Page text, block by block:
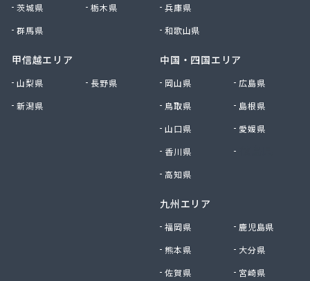
NXエネルギー九州株式会社 雲雀丘出張所
NXエネルギー九州株式会社 熊本営業所
業所
NXエネルギー九州株式会社 熊本北営業所
NXエネルギー九州株式会社 城北営業所
日豊興産株式会社 本社事務所
肥後協同ガス配送センター株式会社
福岡酸素株式会社八代出張所
茨城県
栃木県
群馬県
甲信越エリア
山梨県
長野県
新潟県
兵庫県
和歌山県
中国・四国エリア
岡山県
広島県
鳥取県
島根県
山口県
愛媛県
香川県
高知県
九州エリア
福岡県
鹿児島県
熊本県
大分県
佐賀県
宮崎県